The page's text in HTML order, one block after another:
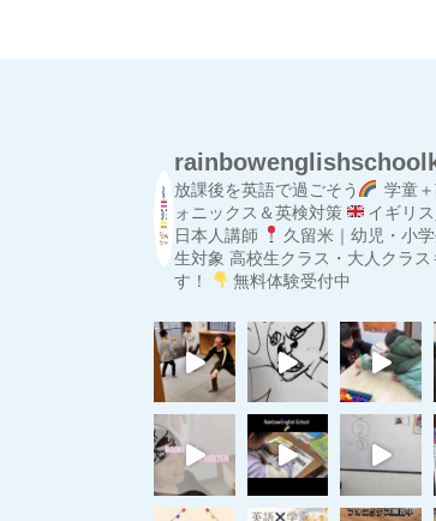
放課後を英語で過ごそう 学童
ォニックス＆英検対策
イギリ
日本人講師
久留米｜幼児・小
生対象 高校生クラス・大人クラス
す！
無料体験受付中